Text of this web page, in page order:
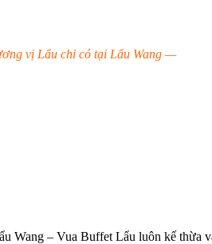
vị Lẩu chỉ có tại Lẩu Wang —
Wang – Vua Buffet Lẩu luôn kế